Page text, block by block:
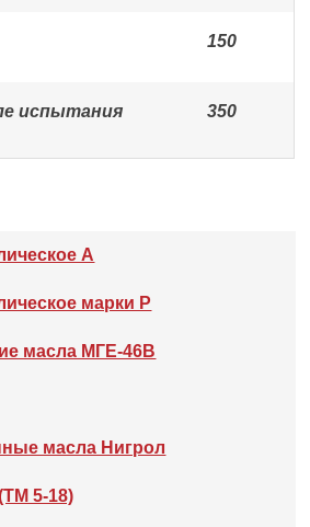
150
испытания
350
А
марки Р
масла МГЕ-46В
масла Нигрол
5-18)